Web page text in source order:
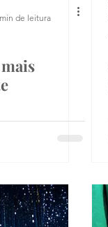
de leitura